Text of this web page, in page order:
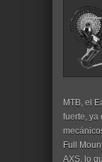
MTB, el
fuerte, ya
Full
AXS, lo